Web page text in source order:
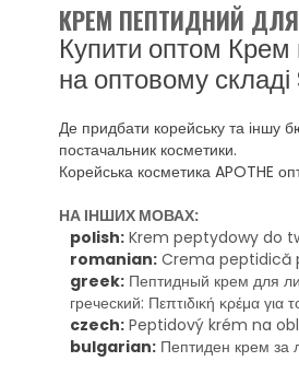
КРЕМ ПЕПТИДНИЙ
Купити оптом
на оптовому
Де придбати корейську та
постачальник косметики.
Корейська косметика APOTHE
НА ІНШИХ МОВАХ:
polish: Krem peptydowy do
romanian: Crema peptidică
greek: Пептидный крем для
греческий: Πεπτιδική κρέμα
czech: Peptidový krém na
bulgarian: Пептиден крем